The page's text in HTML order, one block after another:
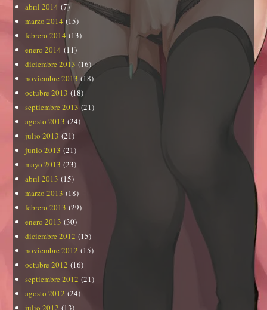
abril 2014 (7)
marzo 2014 (15)
febrero 2014 (13)
enero 2014 (11)
diciembre 2013 (16)
noviembre 2013 (18)
octubre 2013 (18)
septiembre 2013(21)
agosto 2013 (24)
julio 2013 (21)
junio 2013 (21)
mayo 2013 (23)
abril 2013 (15)
marzo 2013 (18)
febrero 2013 (29)
enero 2013 (30)
diciembre 2012 (15)
noviembre 2012 (15)
octubre 2012 (16)
septiembre 2012 (21)
agosto 2012 (24)
julio 2012 (13)